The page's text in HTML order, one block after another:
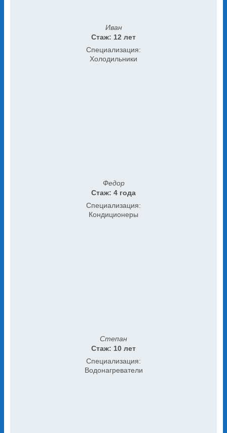
Иван
Стаж: 12 лет
Специализация:
Холодильники
Федор
Стаж: 4 года
Специализация:
Кондиционеры
Степан
Стаж: 10 лет
Специализация:
Водонагреватели